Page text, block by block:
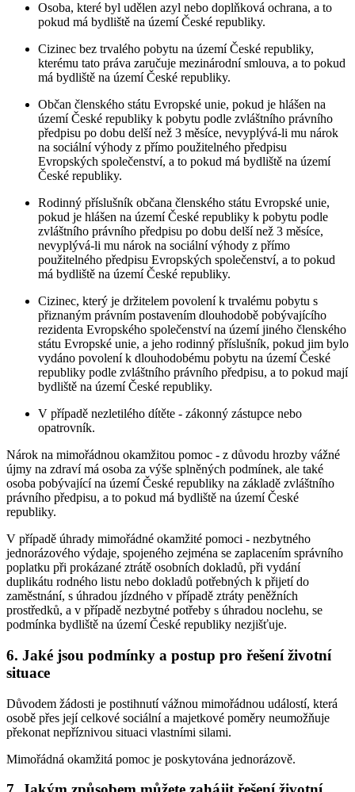
Osoba, které byl udělen azyl nebo doplňková ochrana, a to
pokud má bydliště na území České republiky.
Cizinec bez trvalého pobytu na území České republiky,
kterému tato práva zaručuje mezinárodní smlouva, a to pokud
má bydliště na území České republiky.
Občan členského státu Evropské unie, pokud je hlášen na
území České republiky k pobytu podle zvláštního právního
předpisu po dobu delší než 3 měsíce, nevyplývá-li mu nárok
na sociální výhody z přímo použitelného předpisu
Evropských společenství, a to pokud má bydliště na území
České republiky.
Rodinný příslušník občana členského státu Evropské unie,
pokud je hlášen na území České republiky k pobytu podle
zvláštního právního předpisu po dobu delší než 3 měsíce,
nevyplývá-li mu nárok na sociální výhody z přímo
použitelného předpisu Evropských společenství, a to pokud
má bydliště na území České republiky.
Cizinec, který je držitelem povolení k trvalému pobytu s
přiznaným právním postavením dlouhodobě pobývajícího
rezidenta Evropského společenství na území jiného členského
státu Evropské unie, a jeho rodinný příslušník, pokud jim bylo
vydáno povolení k dlouhodobému pobytu na území České
republiky podle zvláštního právního předpisu, a to pokud mají
bydliště na území České republiky.
V případě nezletilého dítěte - zákonný zástupce nebo
opatrovník.
Nárok na mimořádnou okamžitou pomoc - z důvodu hrozby vážné
újmy na zdraví má osoba za výše splněných podmínek, ale také
osoba pobývající na území České republiky na základě zvláštního
právního předpisu, a to pokud má bydliště na území České
republiky.
V případě úhrady mimořádné okamžité pomoci - nezbytného
jednorázového výdaje, spojeného zejména se zaplacením správního
poplatku při prokázané ztrátě osobních dokladů, při vydání
duplikátu rodného listu nebo dokladů potřebných k přijetí do
zaměstnání, s úhradou jízdného v případě ztráty peněžních
prostředků, a v případě nezbytné potřeby s úhradou noclehu, se
podmínka bydliště na území České republiky nezjišťuje.
6. Jaké jsou podmínky a postup pro řešení životní
situace
Důvodem žádosti je postihnutí vážnou mimořádnou událostí, která
osobě přes její celkové sociální a majetkové poměry neumožňuje
překonat nepříznivou situaci vlastními silami.
Mimořádná okamžitá pomoc je poskytována jednorázově.